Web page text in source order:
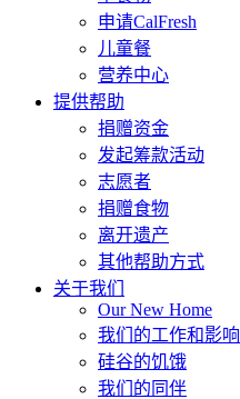
申请CalFresh
儿童餐
营养中心
提供帮助
捐赠资金
发起筹款活动
志愿者
捐赠食物
离开遗产
其他帮助方式
关于我们
Our New Home
我们的工作和影响
硅谷的饥饿
我们的同伴